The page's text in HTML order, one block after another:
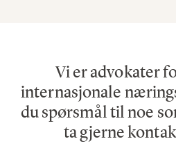
Vi er advokater
internasjonale
du spørsmål til noe
ta gjerne